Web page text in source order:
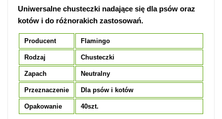
Uniwersalne chusteczki nadające się dla psów oraz
kotów i do różnorakich zastosowań.
Producent Flamingo
Rodzaj Chusteczki
Zapach Neutralny
Przeznaczenie Dla psów i kotów
Opakowanie 40szt.